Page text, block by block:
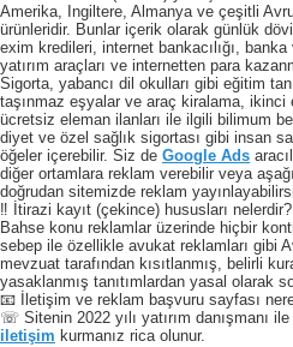
Amerika, Ingiltere, Almanya ve çeşitli
ürünleridir. Bunlar içerik olarak günlük
exim kredileri, internet bankacılığı, banka
yatırım araçları ve internetten para
Sigorta, yabancı dil okulları gibi eğitim
taşınmaz eşyalar ve araç kiralama, ikinci
ücretsiz eleman ilanları ile ilgili bilimum
diyet ve özel sağlık sigortası gibi insan
öğeler içerebilir. Siz de Google Ads
diğer ortamlara reklam verebilir veya
doğrudan sitemizde reklam
‼️ İtirazi kayıt (çekince) hususları nelerdir?
Bahse konu reklamlar üzerinde hiçbir
sebep ile özellikle avukat reklamları gibi
mevzuat tarafından kısıtlanmış, belirli
yasaklanmış tanıtımlardan yasal olarak
📧 İletişim ve reklam başvuru sayfası
☏ Sitenin 2022 yılı yatırım danışmanı
iletişim kurmanız rica olunur.